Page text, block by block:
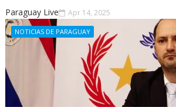
Paraguay Live Apr 14, 2025
NOTICIAS DE PARAGUAY